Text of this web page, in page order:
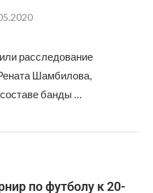
расследование
Шамбилова,
банды …
по футболу к 20-